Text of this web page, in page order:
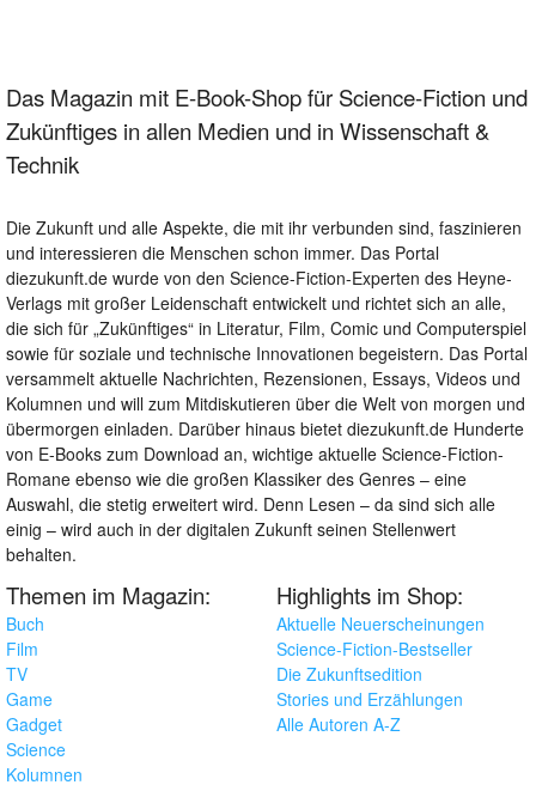
Das Magazin mit E-Book-Shop für Science-Fiction und
Zukünftiges in allen Medien und in Wissenschaft &
Technik
Die Zukunft und alle Aspekte, die mit ihr verbunden sind, faszinieren
und interessieren die Menschen schon immer. Das Portal
diezukunft.de wurde von den Science-Fiction-Experten des Heyne-
Verlags mit großer Leidenschaft entwickelt und richtet sich an alle,
die sich für „Zukünftiges“ in Literatur, Film, Comic und Computerspiel
sowie für soziale und technische Innovationen begeistern. Das Portal
versammelt aktuelle Nachrichten, Rezensionen, Essays, Videos und
Kolumnen und will zum Mitdiskutieren über die Welt von morgen und
übermorgen einladen. Darüber hinaus bietet diezukunft.de Hunderte
von E-Books zum Download an, wichtige aktuelle Science-Fiction-
Romane ebenso wie die großen Klassiker des Genres – eine
Auswahl, die stetig erweitert wird. Denn Lesen – da sind sich alle
einig – wird auch in der digitalen Zukunft seinen Stellenwert
behalten.
Themen im Magazin:
Buch
Film
TV
Game
Gadget
Science
Kolumnen
Highlights im Shop:
Aktuelle Neuerscheinungen
Science-Fiction-Bestseller
Die Zukunftsedition
Stories und Erzählungen
Alle Autoren A-Z